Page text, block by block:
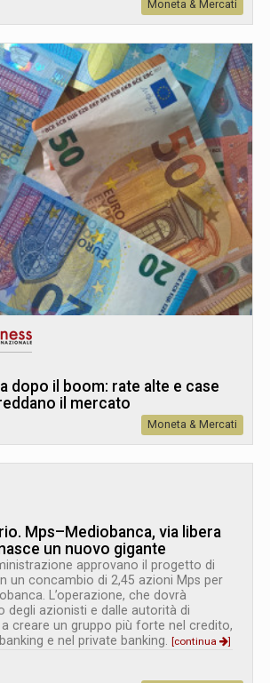
Moneta & Mercati
dopo il boom: rate alte e case
il mercato
Moneta & Mercati
Mps–Mediobanca, via libera
un nuovo gigante
approvano il progetto di
un concambio di 2,45 azioni Mps per
L’operazione, che dovrà
degli azionisti e dalle autorità di
creare un gruppo più forte nel credito,
e nel private banking. [continua
]